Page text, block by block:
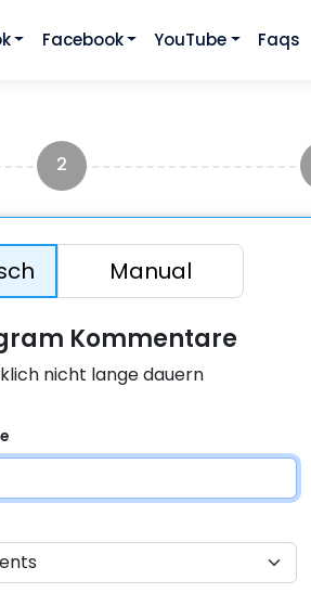
Facebook YouTube Faqs
2
Manual
Kommentare
nicht lange dauern